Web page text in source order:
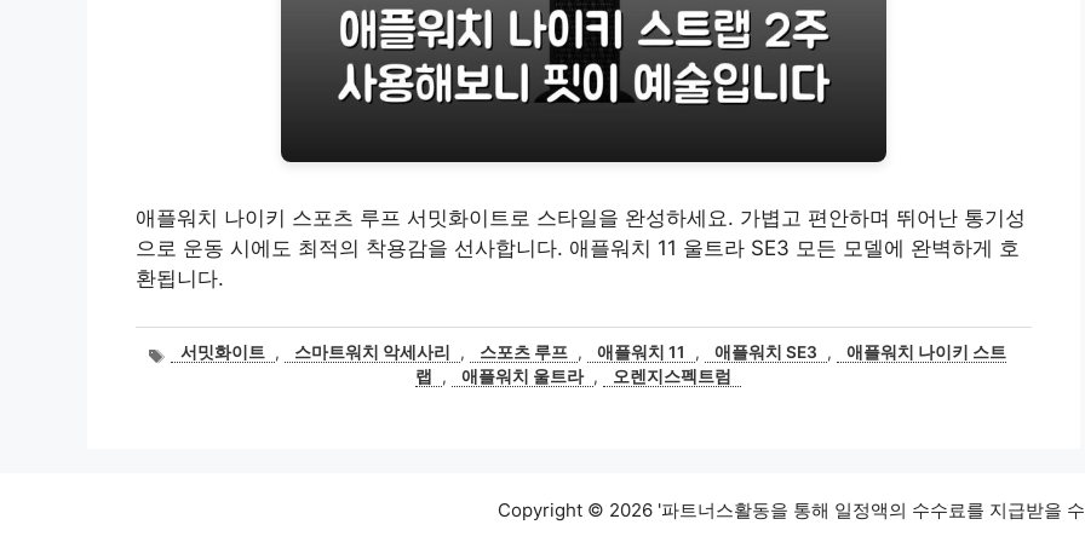
애플워치 나이키 스포츠 루프 서밋화이트로 스타일을 완성하세요. 가볍고 편안하며 뛰어난 통기성
으로 운동 시에도 최적의 착용감을 선사합니다. 애플워치 11 울트라 SE3 모든 모델에 완벽하게 호
환됩니다.
태서밋화이트 , 스마트워치 악세사리 , 스포츠 루프 , 애플워치 11 , 애플워치 SE3 ,
애플워치 나이키 스트
랩
, 애플워치 울트라 , 오렌지스펙트럼
Copyright © 2026 '파트너스활동을 통해 일정액의 수수료를 지급받을